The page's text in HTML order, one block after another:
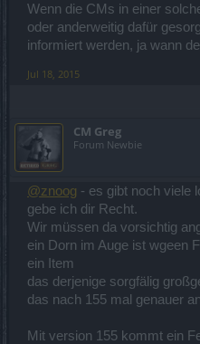
Wenn die CMs in einer
oder anderweitig dafür
informiert werden, ja wann
Jul 18, 2015
CM Greg
Forum Newbie
@znoog - es gibt noch viele
gebe ich dir Recht.
Wir müssen da vorsichtig
ein Dorn im Auge ist wgeen
ein Item
das derjenige sorgfälig
das nach 155 mal genauer
Mit version 155 kommt ein